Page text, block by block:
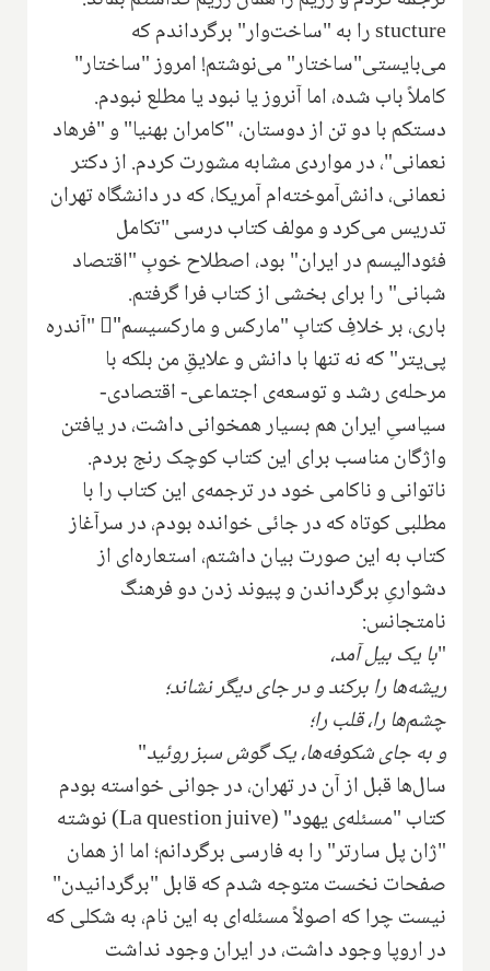
stuctureرا به "ساخت‌وار" برگرداندم که
می‌بایستی"ساختار" می‌نوشتم! امروز "ساختار"
کاملاً باب شده، اما آنروز یا نبود یا مطلع نبودم.
دستکم با دو تن از دوستان، "کامران بهنیا" و "فرهاد
نعمانی"، در مواردی مشابه مشورت کردم. از دکتر
نعمانی، دانش‌آموخته‌ا‌م آمریکا، که در دانشگاه تهران
تدریس می‌کرد و مولف کتاب درسی "تکامل
فئودالیسم در ایران" بود، اصطلاح خوبِ "اقتصاد
شبانی" را برای بخشی از کتاب فرا گرفتم.
باری، بر خلافِ کتابِ "مارکس و مارکسیسم"ِ "آندره
پی‌یتر" که نه تنها با دانش و علایقِ من بلکه با
مرحله‌ی رشد و توسعه‌ی اجتماعی- اقتصادی-
سیاسیِ ایران هم بسیار همخوانی داشت، در یافتن
واژگان مناسب برای این کتاب کوچک رنج بردم.
ناتوانی و ناکامی خود در ترجمه‌ی این کتاب را با
مطلبی کوتاه که در جائی خوانده بودم، در سرآغاز
کتاب به این صورت بیان داشتم، استعاره‌ای از
دشواریِ برگرداندن و پیوند زدن دو فرهنگ
نامتجانس‌:
"با یک بیل آمد،
ریشه‌ها را برکند و در جای دیگر نشاند؛
چشم‌ها را، قلب را؛
و به جای شکوفه‌ها، یک گوش سبز روئید"
سال‌ها قبل از آن در تهران، در جوانی خواسته بودم
کتاب "مسئله‌ی یهود" (‌La question juive‌) نوشته
"ژان پل سارتر" را به فارسی برگردانم؛ اما از همان
صفحات نخست متوجه شدم که قابل "برگردانیدن"
نیست چرا که اصولاً مسئله‌ای به این نام، به شکلی که
در اروپا وجود داشت، در ایران وجود نداشت